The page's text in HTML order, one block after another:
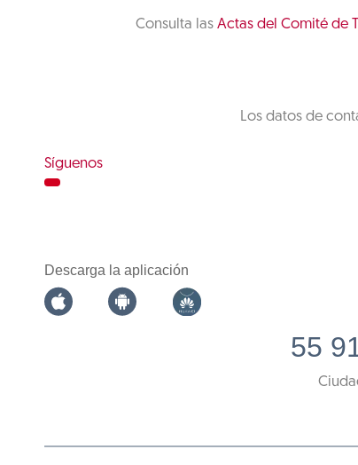
Consulta las Actas del Comité de
Los datos de
Síguenos
Descarga la aplicación
55